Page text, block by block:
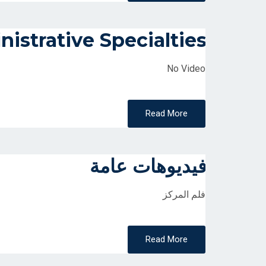
Specialties
No Video
Read More
فيديوهات عامة
فلم المركز
Read More